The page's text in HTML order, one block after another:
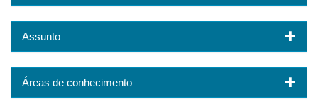
Assunto
Áreas de conhecimento